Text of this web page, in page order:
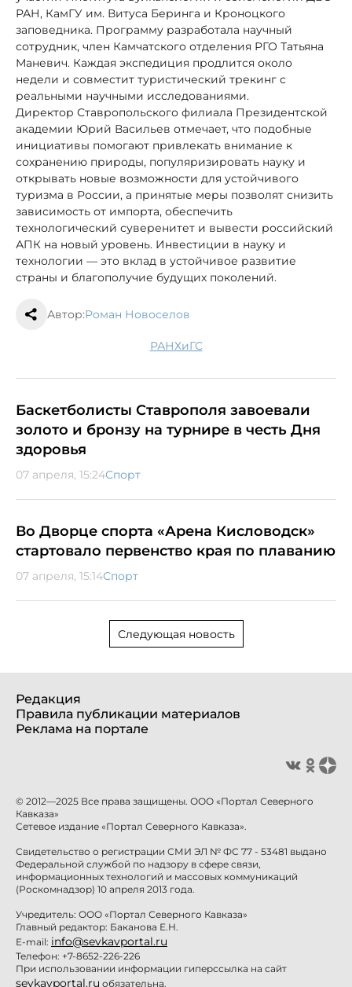
РАН, КамГУ им. Витуса Беринга и Кроноцкого
заповедника. Программу разработала научный
сотрудник, член Камчатского отделения РГО Татьяна
Маневич. Каждая экспедиция продлится около
недели и совместит туристический трекинг с
реальными научными исследованиями.
Директор Ставропольского филиала Президентской
академии Юрий Васильев отмечает, что подобные
инициативы помогают привлекать внимание к
сохранению природы, популяризировать науку и
открывать новые возможности для устойчивого
туризма в России, а принятые меры позволят снизить
зависимость от импорта, обеспечить
технологический суверенитет и вывести российский
АПК на новый уровень. Инвестиции в науку и
технологии — это вклад в устойчивое развитие
страны и благополучие будущих поколений.
Автор:Роман Новоселов
РАНХиГС
Баскетболисты Ставрополя завоевали
золото и бронзу на турнире в честь Дня
здоровья
07 апреля, 15:24Спорт
Во Дворце спорта «Арена Кисловодск»
стартовало первенство края по плаванию
07 апреля, 15:14Спорт
Следующая новость
Редакция
Правила публикации материалов
Реклама на портале
© 2012—2025 Все права защищены. ООО «Портал Северного
Кавказа»
Сетевое издание «Портал Северного Кавказа».
Свидетельство о регистрации СМИ ЭЛ № ФС 77 - 53481 выдано
Федеральной службой по надзору в сфере связи,
информационных технологий и массовых коммуникаций
(Роскомнадзор) 10 апреля 2013 года.
Учредитель: ООО «Портал Северного Кавказа»
Главный редактор: Баканова Е.Н.
E-mail: info@sevkavportal.ru
Телефон: +7-8652-226-226
При использовании информации гиперссылка на сайт
sevkavportal.ru обязательна.